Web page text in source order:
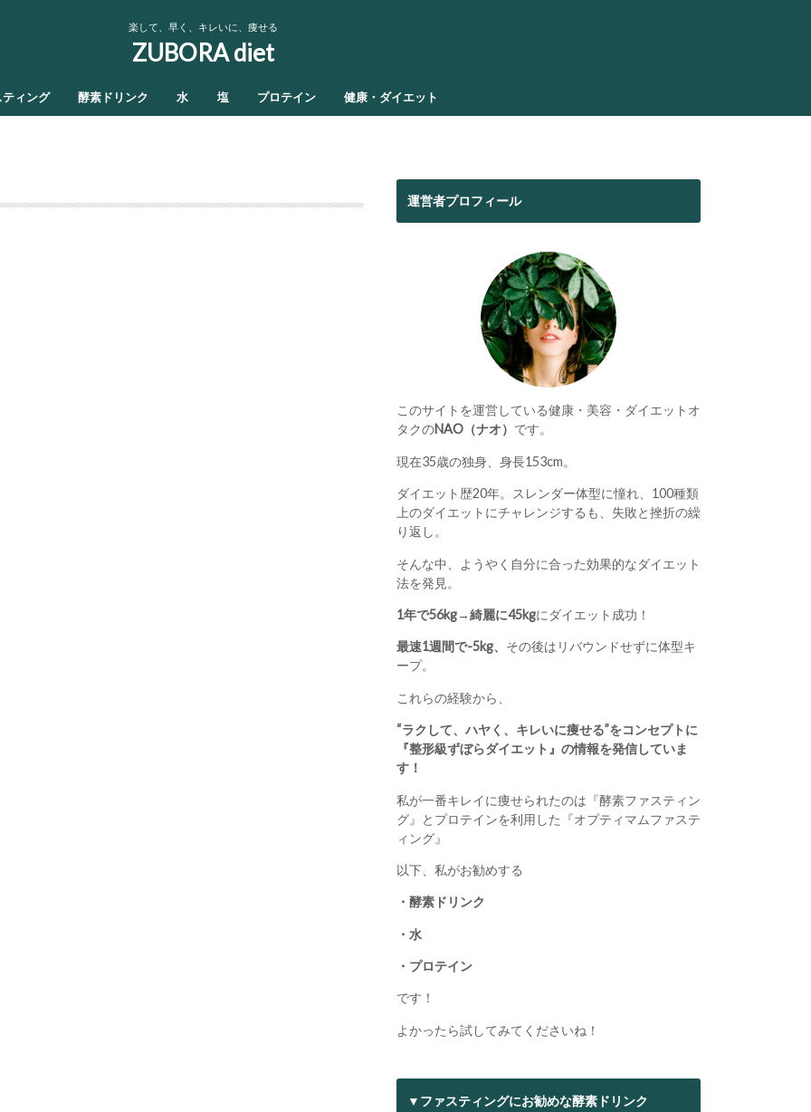
楽して、早く、キレいに、痩せる
ZUBORA diet
ティング 酵素ドリンク 水 塩 プロテイン 健康・ダイエット
運営者プロフィール
このサイトを運営している健康・美容・ダイエットオ
タクのNAO（ナオ） です。
現在35歳の独身、身長153cm。
ダイエット歴20年。スレンダー体型に憧れ、100種類
上のダイエットにチャレンジするも、失敗と挫折の繰
り返し。
そんな中、ようやく自分に合った効果的なダイエット
法を発見。
1年で56kg→綺麗に45kgにダイエット成功！
最速1週間で-5kg、 その後はリバウンドせずに体型キ
ープ。
これらの経験から、
“ラクして、ハヤく、キレいに痩せる”をコンセプトに
『整形級ずぼらダイエット』の情報を発信していま
す！
私が一番キレイに痩せられたのは『酵素ファスティン
グ』とプロテインを利用した『オプティマムファステ
ィング』
以下、私がお勧めする
・酵素ドリンク
・水
・プロテイン
です！
よかったら試してみてくださいね！
▼ファスティングにお勧めな酵素ドリンク